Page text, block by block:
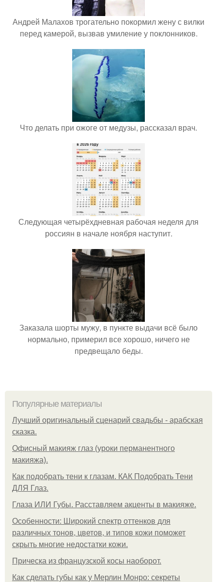
Андрей Малахов трогательно покормил жену с вилки
перед камерой, вызвав умиление у поклонников.
Что делать при ожоге от медузы, рассказал врач.
Следующая четырёхдневная рабочая неделя для
россиян в начале ноября наступит.
Заказала шорты мужу, в пункте выдачи всё было
нормально, примерил все хорошо, ничего не
предвещало беды.
Популярные материалы
Лучший оригинальный сценарий свадьбы - арабская
сказка.
Офисный макияж глаз (уроки перманентного
макияжа).
Как подобрать тени к глазам. КАК Подобрать Тени
ДЛЯ Глаз.
Глаза ИЛИ Губы. Расставляем акценты в макияже.
Особенности: Широкий спектр оттенков для
различных тонов, цветов, и типов кожи поможет
скрыть многие недостатки кожи.
Прическа из французской косы наоборот.
Как сделать губы как у Мерлин Монро: секреты